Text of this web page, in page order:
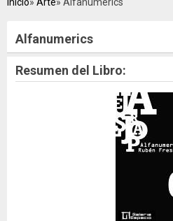
Alfanumerics
Resumen del Libro: